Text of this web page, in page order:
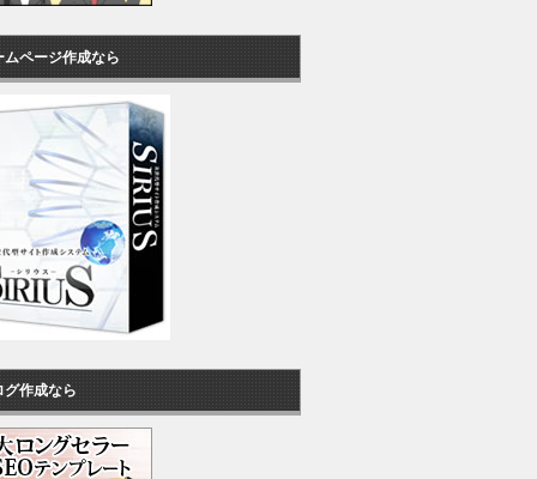
ムページ作成なら
グ作成なら